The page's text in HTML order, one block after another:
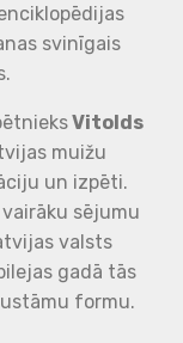
svinīgais
Vitolds
muižu
un izpēti.
vairāku sējumu
valsts
gadā tās
formu.